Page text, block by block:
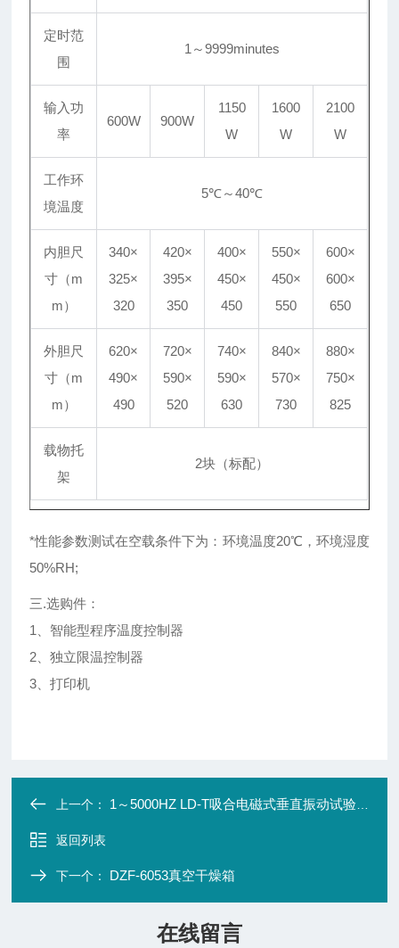
定时范
围
1～9999minutes
输入功
率
600W 900W
1150
W
1600
W
2100
W
工作环
境温度
5℃～40℃
内胆尺
寸（m
m）
340×
325×
320
420×
395×
350
400×
450×
450
550×
450×
550
600×
600×
650
外胆尺
寸（m
m）
620×
490×
490
720×
590×
520
740×
590×
630
840×
570×
730
880×
750×
825
载物托
架
2块（标配）
*性能参数测试在空载条件下为：环境温度20℃，环境湿度
50%RH;
三.选购件：
1、智能型程序温度控制器
2、独立限温控制器
3、打印机
上一个： 1～5000HZ LD-T吸合电磁式垂直振动试验机
返回列表
下一个： DZF-6053真空干燥箱
在线留言